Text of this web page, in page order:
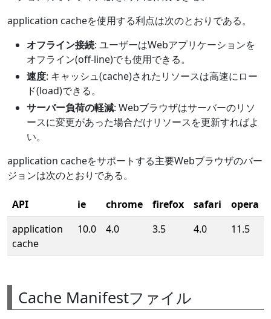
application cacheを使用する利点は次のとおりである。
オフライン接続: ユーザーはWebアプリケーションを
オフライン(off-line)でも使用できる。
速度: キャッシュ(cache)されたリソースは高速にロー
ド(load)できる。
サーバー負荷の軽減: Webブラウザはサーバーのリソ
ースに変更があった場合だけリソースを更新すればよ
い。
application cacheをサポートする主要Webブラウザのバー
ジョンは次のとおりである。
API ie chrome firefox safari
opera
application
cache
10.0 4.0 3.5 4.0 11.5
Cache Manifestファイル